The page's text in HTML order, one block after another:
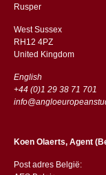
​​Rusper
West Sussex
RH12 4PZ
​​United Kingdom
English
+44 (0)1 29 38 71 701
Koen Olaerts, Agent
Post adres België: